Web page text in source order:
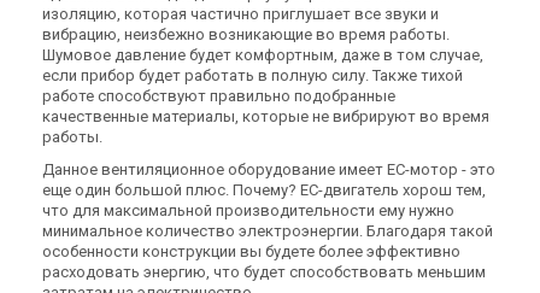
В наличии Оставить отзыв
Акция
Швеция
Канальный вентилятор
Systemair KVK Slim 160
Цена
18 067 грн27 794 грн
В наличии Оставить отзыв
Акция
Швеция
Канальный вентилятор
Systemair KVK Slim 200
Цена
22 734 грн34 974 грн
изоляцию, которая частично приглушает все звуки и
вибрацию, неизбежно возникающие во время работы.
Шумовое давление будет комфортным, даже в том случае,
если прибор будет работать в полную силу. Также тихой
работе способствуют правильно подобранные
качественные материалы, которые не вибрируют во время
работы.
Данное вентиляционное оборудование имеет EC-мотор - это
еще один большой плюс. Почему? EC-двигатель хорош тем,
что для максимальной производительности ему нужно
минимальное количество электроэнергии. Благодаря такой
особенности конструкции вы будете более эффективно
расходовать энергию, что будет способствовать меньшим